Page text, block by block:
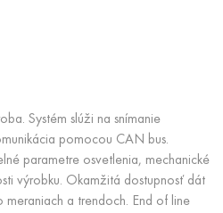
Systém slúži na snímanie
pomocou CAN bus.
parametre osvetlenia, mechanické
výrobku. Okamžitá dostupnosť dát
meraniach a trendoch. End of line